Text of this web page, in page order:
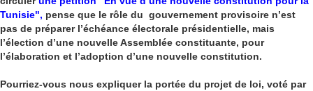
Tunisie", pense que le rôle du gouvernement provisoire n’est
pas de préparer l’échéance électorale présidentielle, mais
l’élection d’une nouvelle Assemblée constituante, pour
l’élaboration et l’adoption d’une nouvelle constitution.
Pourriez-vous nous expliquer la portée du projet de loi, voté par